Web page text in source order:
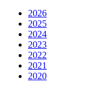
2026
2025
2024
2023
2022
2021
2020